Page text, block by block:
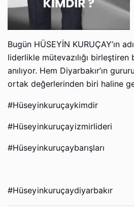
Bugün HÜSEYİN KURUÇAY’ın
liderlikle mütevazılığı
anılıyor. Hem Diyarbakır’ın
ortak değerlerinden biri haline
#Hüseyinkuruçaykimdir
#Hüseyinkuruçayizmirlideri
#Hüseyinkuruçaybarışları
#Hüseyinkuruçaydiyarbakır